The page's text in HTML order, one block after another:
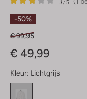
Sterren
-50%
€ 99,95
€ 49,99
Kleur: Lichtgrijs